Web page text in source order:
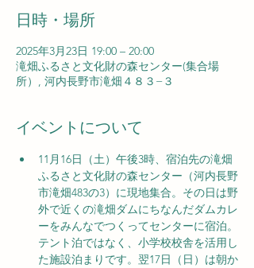
日時・場所
2025年3月23日 19:00 – 20:00
滝畑ふるさと文化財の森センター(集合場
所）, 河内長野市滝畑４８３−３
イベントについて
11月16日（土）午後3時、宿泊先の滝畑
ふるさと文化財の森センター（河内長野
市滝畑483の3）に現地集合。その日は野
外で近くの滝畑ダムにちなんだダムカレ
ーをみんなでつくってセンターに宿泊。
テント泊ではなく、小学校校舎を活用し
た施設泊まりです。翌17日（日）は朝か